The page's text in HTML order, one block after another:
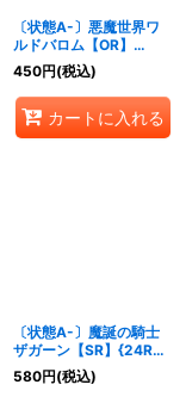
〔状態A-〕悪魔世界ワ
ルドバロム【OR】
{24RP4秘1/秘24}
《多》
450円(税込)
カートに入れる
〔状態A-〕魔誕の騎士
ザガーン【SR】{24RP4
秘2/秘24}《光》
580円(税込)